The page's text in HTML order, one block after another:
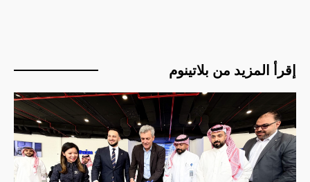
إقرأ المزيد من بلاتينوم